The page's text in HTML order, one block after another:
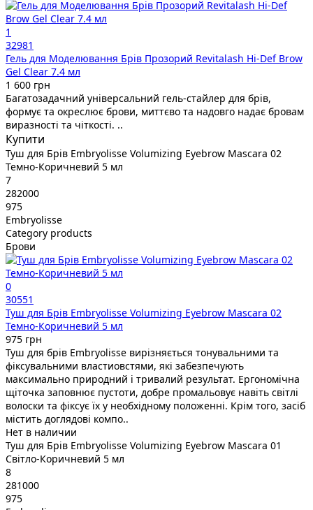
1
32981
Гель для Моделювання Брів Прозорий Revitalash Hi-Def Brow
Gel Clear 7.4 мл
1 600 грн
Багатозадачний універсальний гель-стайлер для брів,
формує та окреслює брови, миттєво та надовго надає бровам
виразності та чіткості. ..
Купити
Туш для Брів Embryolisse Volumizing Eyebrow Mascara 02
Темно-Коричневий 5 мл
7
282000
975
Embryolisse
Category products
Брови
0
30551
Туш для Брів Embryolisse Volumizing Eyebrow Mascara 02
Темно-Коричневий 5 мл
975 грн
Туш для брів Embryolisse вирізняється тонувальними та
фіксувальними властиовстями, які забезпечують
максимально природний і тривалий результат. Ергономічна
щіточка заповнює пустоти, добре промальовує навіть світлі
волоски та фіксує їх у необхідному положенні. Крім того, засіб
містить доглядові компо..
Нет в наличии
Туш для Брів Embryolisse Volumizing Eyebrow Mascara 01
Світло-Коричневий 5 мл
8
281000
975